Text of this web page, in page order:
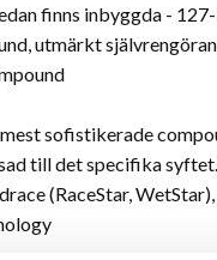
finns inbyggda -
utmärkt
sofistikerade
till det specifika
(RaceStar,